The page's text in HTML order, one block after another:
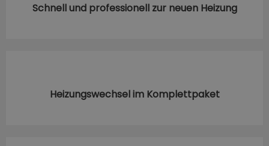
Schnell und professionell zur neuen Heizung
Heizungswechsel im Komplettpaket